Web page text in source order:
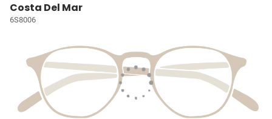
Costa Del Mar
6S8006